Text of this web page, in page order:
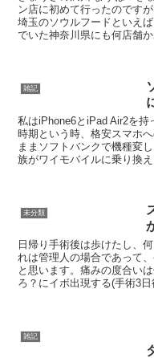
ン店に初めて行ったのです
埼玉のソウルフードといえ
でいた神奈川県にも何店舗
雑記
私はiPhone6とiPad Air2を
時期という時、格安スマホ
ままソフトバンクで機種変
族がワイモバイルに乗り換え
未分類
日帰り手術後は歩けたし、
れは管理人の場合であって
と思います。痛みの度合い
ろ？にイボ出現する(手術3
雑記